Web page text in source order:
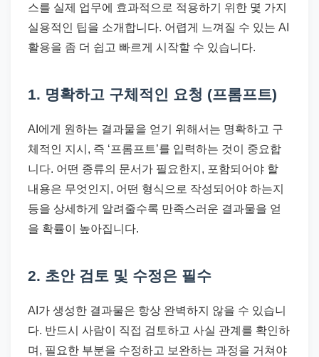
스를 실제 업무에 효과적으로 적용하기 위한 몇 가지
실용적인 팁을 소개합니다. 어렵게 느껴질 수 있는 AI
활용을 좀 더 쉽고 빠르게 시작할 수 있습니다.
1. 명확하고 구체적인 요청 (프롬프트)
AI에게 원하는 결과물을 얻기 위해서는 명확하고 구
체적인 지시, 즉 ‘프롬프트’를 입력하는 것이 중요합
니다. 어떤 종류의 문서가 필요한지, 포함되어야 할
내용은 무엇인지, 어떤 형식으로 작성되어야 하는지
등을 상세하게 알려줄수록 만족스러운 결과물을 얻
을 확률이 높아집니다.
2. 초안 검토 및 수정은 필수
AI가 생성한 결과물은 항상 완벽하지 않을 수 있습니
다. 반드시 사람이 직접 검토하고 사실 관계를 확인하
며, 필요한 부분을 수정하고 보완하는 과정을 거쳐야